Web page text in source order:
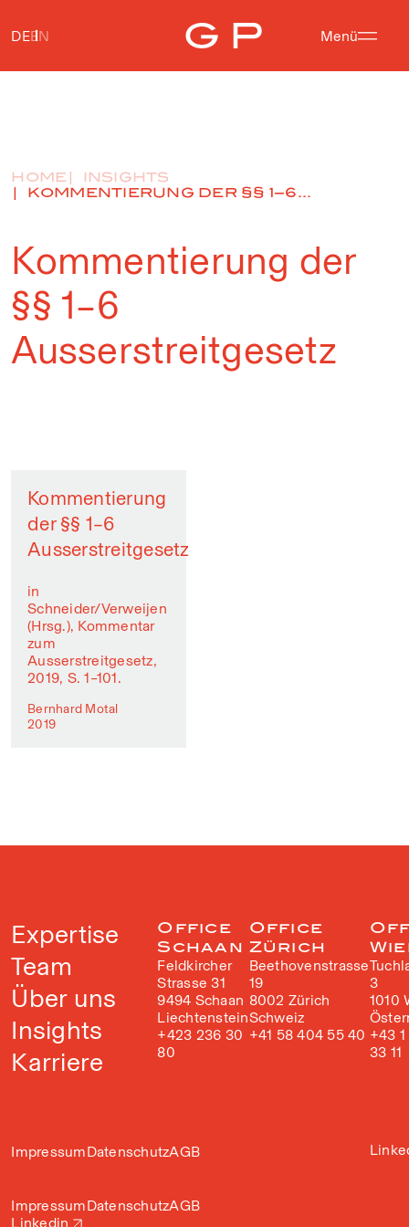
Menü
DEEN
HOME
INSIGHTS
KOMMENTIERUNG DER §§ 1–6...
Kommentierung der
§§ 1–6
Ausserstreitgesetz
Kommentierung
der §§ 1–6
Ausserstreitgesetz
in
Schneider/Verweijen
(Hrsg.), Kommentar
zum
Ausserstreitgesetz,
2019, S. 1–101.
Bernhard Motal
2019
Expertise
Team
Über uns
Insights
Karriere
ImpressumDatenschutzAGB
Office
Schaan
Feldkircher
Strasse 31
9494 Schaan
Liechtenstein
+423 236 30
80
Office
Zürich
Beethovenstrasse
19
8002 Zürich
Schweiz
+41 58 404 55 40
3
1010
+43
33 11
ImpressumDatenschutzAGB
Linkedin